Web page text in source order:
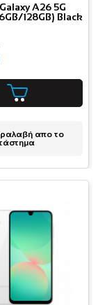
A26 5G
128GB) Black
απο το